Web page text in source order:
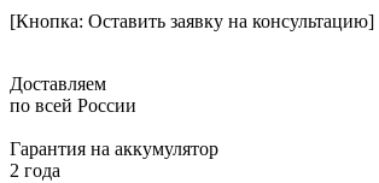
[Кнопка: Оставить заявку на консультацию]
Доставляем
по всей России
Гарантия на аккумулятор
2 года